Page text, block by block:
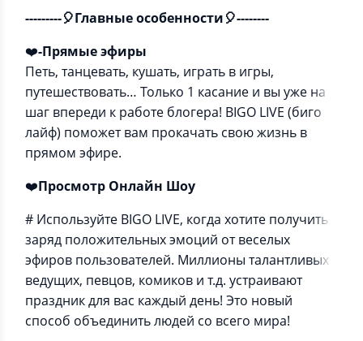
---------🎈Главные особенности🎈--------
❤️-Прямые эфиры
Петь, танцевать, кушать, играть в игры,
путешествовать… Только 1 касание и вы уже на
шаг впереди к работе блогера! BIGO LIVE (биго
лайф) поможет вам прокачать свою жизнь в
прямом эфире.
❤️Просмотр Онлайн Шоу
# Используйте BIGO LIVE, когда хотите получить
заряд положительных эмоций от веселых
эфиров пользователей. Миллионы талантливых
ведущих, певцов, комиков и т.д. устраивают
праздник для вас каждый день! Это новый
способ объединить людей со всего мира!